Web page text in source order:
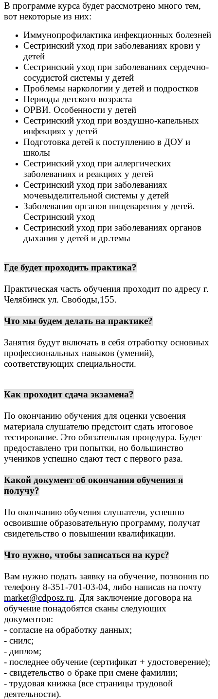
В программе курса будет рассмотрено много тем,
вот некоторые из них:
Иммунопрофилактика инфекционных болезней
Сестринский уход при заболеваниях крови у
детей
Сестринский уход при заболеваниях сердечно-
сосудистой системы у детей
Проблемы наркологии у детей и подростков
Периоды детского возраста
ОРВИ. Особенности у детей
Сестринский уход при воздушно-капельных
инфекциях у детей
Подготовка детей к поступлению в ДОУ и
школы
Сестринский уход при аллергических
заболеваниях и реакциях у детей
Сестринский уход при заболеваниях
мочевыделительной системы у детей
Заболевания органов пищеварения у детей.
Сестринский уход
Сестринский уход при заболеваниях органов
дыхания у детей и др.темы
Где будет проходить практика?
Практическая часть обучения проходит по адресу г.
Челябинск ул. Свободы,155.
Что мы будем делать на практике?
Занятия будут включать в себя отработку основных
профессиональных навыков (умений),
соответствующих специальности.
Как проходит сдача экзамена?
По окончанию обучения для оценки усвоения
материала слушателю предстоит сдать итоговое
тестирование. Это обязательная процедура. Будет
предоставлено три попытки, но большинство
учеников успешно сдают тест с первого раза.
Какой документ об окончания обучения я
получу?
По окончанию обучения слушатели, успешно
освоившие образовательную программу, получат
свидетельство о повышении квалификации.
Что нужно, чтобы записаться на курс?
Вам нужно подать заявку на обучение, позвонив по
телефону 8-351-701-03-04, либо написав на почту
market@cdposz.ru. Для заключение договора на
обучение понадобятся сканы следующих
документов:
- согласие на обработку данных;
- снилс;
- диплом;
- последнее обучение (сертификат + удостоверение);
- свидетельство о браке при смене фамилии;
- трудовая книжка (все страницы трудовой
деятельности).